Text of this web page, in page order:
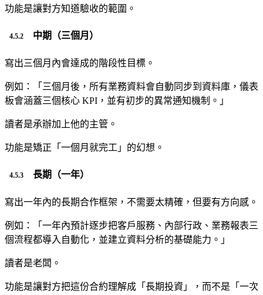
功能是讓對方知道驗收的範圍。
中期（三個月）
寫出三個月內會達成的階段性目標。
例如：「三個月後，所有業務資料會自動同步到資料庫，儀表
板會涵蓋三個核心 KPI，並有初步的異常通知機制。」
讀者是承辦加上他的主管。
功能是矯正「一個月就完工」的幻想。
長期（一年）
寫出一年內的長期合作框架，不需要太精確，但要有方向感。
例如：「一年內預計逐步把客戶服務、內部行政、業務報表三
個流程都導入自動化，並建立資料分析的基礎能力。」
讀者是老闆。
功能是讓對方把這份合約理解成「長期投資」，而不是「一次